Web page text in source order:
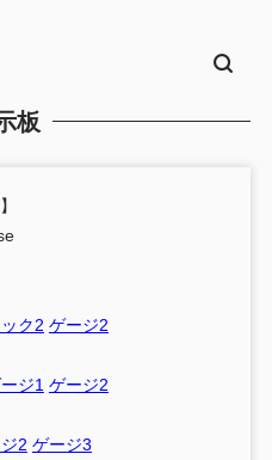
板
ク2 ゲージ2
ジ1 ゲージ2
2 ゲージ3